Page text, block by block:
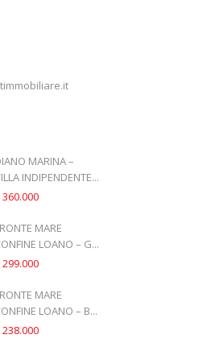
MARINA –
INDIPENDENTE...
360.000
MARE
LOANO – G...
299.000
MARE
LOANO – B...
238.000